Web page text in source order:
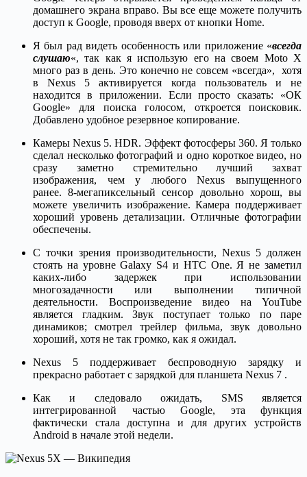
домашнего экрана вправо. Вы все еще можете получить
доступ к Google, проводя вверх от кнопки Home.
Я был рад видеть особенность или приложение «всегда
слушаю«, так как я использую его на своем Moto X
много раз в день. Это конечно не совсем «всегда», хотя
в Nexus 5 активируется когда пользователь и не
находится в приложении. Если просто сказать: «ОК
Google» для поиска голосом, откроется поисковик.
Добавлено удобное резервное копирование.
Камеры Nexus 5. HDR. Эффект фотосферы 360. Я только
сделал несколько фотографий и одно короткое видео, но
сразу заметно стремительно лучший захват
изображения, чем у любого Nexus выпущенного
ранее. 8-мегапиксельный сенсор довольно хорош, вы
можете увеличить изображение. Камера поддерживает
хороший уровень детализации. Отличные фотографии
обеспечены.
С точки зрения производительности, Nexus 5 должен
стоять на уровне Galaxy S4 и HTC One. Я не заметил
каких-либо задержек при использовании
многозадачности или выполнении типичной
деятельности. Воспроизведение видео на YouTube
является гладким. Звук поступает только по паре
динамиков; смотрел трейлер фильма, звук довольно
хороший, хотя не так громко, как я ожидал.
Nexus 5 поддерживает беспроводную зарядку и
прекрасно работает с зарядкой для планшета Nexus 7 .
Как и следовало ожидать, SMS является
интегрированной частью Google, эта функция
фактически стала доступна и для других устройств
Android в начале этой недели.